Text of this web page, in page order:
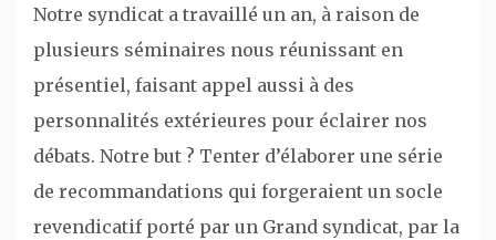
Notre syndicat a travaillé un an, à raison de
plusieurs séminaires nous réunissant en
présentiel, faisant appel aussi à des
personnalités extérieures pour éclairer nos
débats. Notre but ? Tenter d’élaborer une série
de recommandations qui forgeraient un socle
revendicatif porté par un Grand syndicat, par la